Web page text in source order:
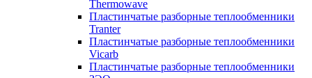
Thermowave
Пластинчатые разборные теплообменники
Tranter
Пластинчатые разборные теплообменники
Vicarb
Пластинчатые разборные теплообменники